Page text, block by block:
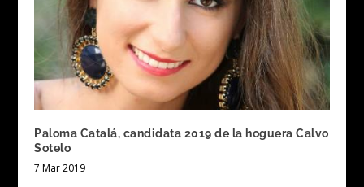
Paloma Catalá, candidata 2019 de la hoguera Calvo
Sotelo
7 Mar 2019